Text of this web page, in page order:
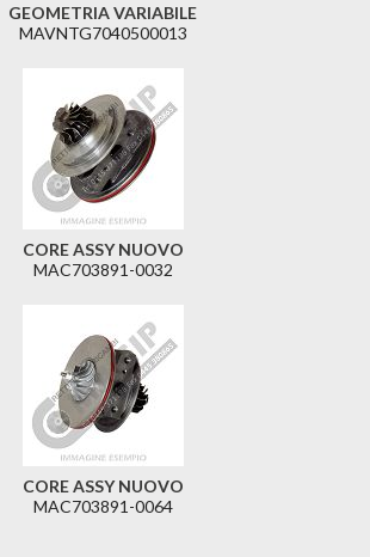
GEOMETRIA VARIABILE
MAVNTG7040500013
CORE ASSY NUOVO
MAC703891-0032
CORE ASSY NUOVO
MAC703891-0064